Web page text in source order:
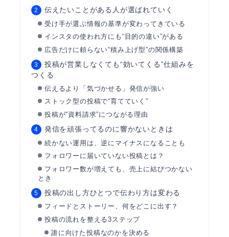
伝えたいことがある人が選ばれていく
受け手が選ぶ情報の基準が変わってきている
インスタの使われ方にも“目的の違い”がある
広告だけに頼らない“積み上げ型”の関係構築
投稿が営業しなくても“効いてくる”仕組みを
つくる
伝えるより「気づかせる」発信が強い
ストック型の投稿で“育てていく”
投稿が“資料請求”につながる理由
発信を頑張ってるのに響かないときは
続かない運用は、逆にマイナスになることも
フォロワーに届いていない投稿とは？
フォロワー数が増えても、売上に結びつかない
とき
投稿の出し方ひとつで伝わり方は変わる
フィードとストーリー、何をどこに出す？
投稿の流れを整える3ステップ
誰に向けた投稿なのかを決める